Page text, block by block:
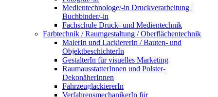
Medientechnologe/-in Druckverarbeitung |
Buchbinder/-in
Fachschule Druck- und Medientechnik
Farbtechnik / Raumgestaltung / Oberflächentechnik
MalerIn und LackiererIn / Bauten- und
ObjektbeschichterIn
GestalterIn für visuelles Marketing
RaumausstatterInnen und Polster-
DekonäherInnen
FahrzeuglackiererIn
VerfahrensmechanikerIn für